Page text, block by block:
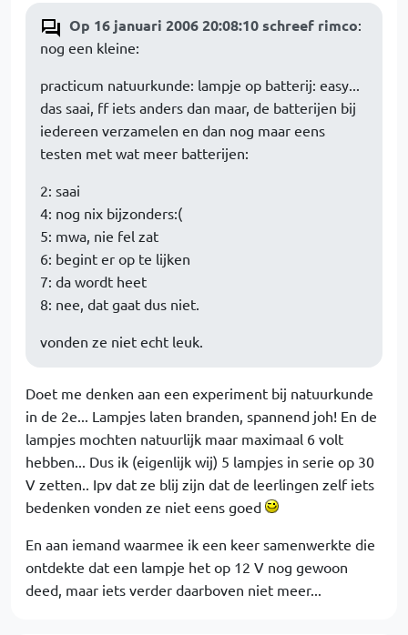
Op 16 januari 2006 20:08:10 schreef rimco:
nog een kleine:
practicum natuurkunde: lampje op batterij: easy...
das saai, ff iets anders dan maar, de batterijen bij
iedereen verzamelen en dan nog maar eens
testen met wat meer batterijen:
2: saai
4: nog nix bijzonders:(
5: mwa, nie fel zat
6: begint er op te lijken
7: da wordt heet
8: nee, dat gaat dus niet.
vonden ze niet echt leuk.
Doet me denken aan een experiment bij natuurkunde
in de 2e... Lampjes laten branden, spannend joh! En de
lampjes mochten natuurlijk maar maximaal 6 volt
hebben... Dus ik (eigenlijk wij) 5 lampjes in serie op 30
V zetten.. Ipv dat ze blij zijn dat de leerlingen zelf iets
bedenken vonden ze niet eens goed
En aan iemand waarmee ik een keer samenwerkte die
ontdekte dat een lampje het op 12 V nog gewoon
deed, maar iets verder daarboven niet meer...